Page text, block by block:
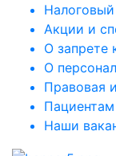
Акции и
О запрете
О
Правовая
Пациентам
Наши